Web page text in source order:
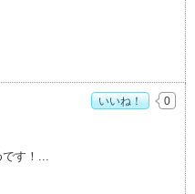
5
す！
いいね！ 0